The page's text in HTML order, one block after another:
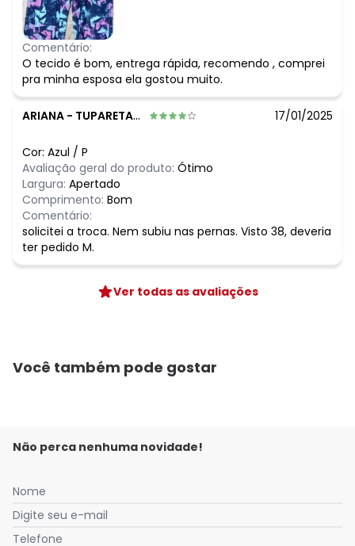
Comentário:
O tecido é bom, entrega rápida, recomendo , comprei
pra minha esposa ela gostou muito.
ARIANA - TUPARETAMA - PE 17/01/2025
Cor: Azul / P
Avaliação geral do produto: Ótimo
Largura: Apertado
Comprimento: Bom
Comentário:
solicitei a troca. Nem subiu nas pernas. Visto 38, deveria
ter pedido M.
Ver todas as avaliações
Você também pode gostar
Não perca nenhuma novidade!
Nome
Digite seu e-mail
Telefone